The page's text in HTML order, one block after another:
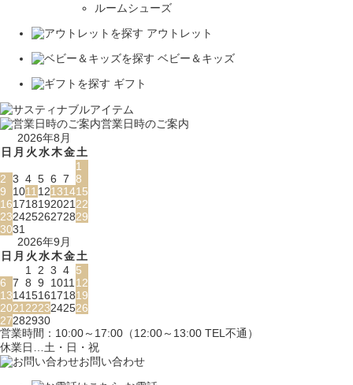
ルームシューズ
アウトレット
ベビー＆キッズ
ギフト
営業日時のご案内
2026年8月
日 月 火水木金土
1
2 3 4 5 6 7 8
9
1011 12131415
161718192021 22
23242526272829
3031
2026年9月
日 月 火水木金土
1
2 3 4 5
6 7 8 9 1011 12
13141516171819
2021 2223242526
27282930
営業時間：10:00～17:00（12:00～13:00 TEL不通）
休業日…土・日・祝
お問い合わせ